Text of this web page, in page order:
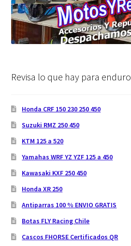
Revisa lo que hay para enduro
Honda CRF 150 230 250 450
Suzuki RMZ 250 450
KTM 125 a 520
Yamahas WRF YZ YZF 125 a 450
Kawasaki KXF 250 450
Honda XR 250
Antiparras 100 % ENVIO GRATIS
Botas FLY Racing Chile
Cascos FHORSE Certificados QR